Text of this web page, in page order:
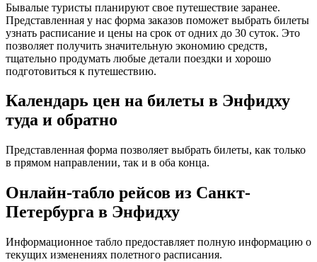
Бывалые туристы планируют свое путешествие заранее.
Представленная у нас форма заказов поможет выбрать билеты
узнать расписание и цены на срок от одних до 30 суток. Это
позволяет получить значительную экономию средств,
тщательно продумать любые детали поездки и хорошо
подготовиться к путешествию.
Календарь цен на билеты в Энфидху
туда и обратно
Представленная форма позволяет выбрать билеты, как только
в прямом направлении, так и в оба конца.
Онлайн-табло рейсов из Санкт-
Петербурга в Энфидху
Информационное табло предоставляет полную информацию о
текущих изменениях полетного расписания.